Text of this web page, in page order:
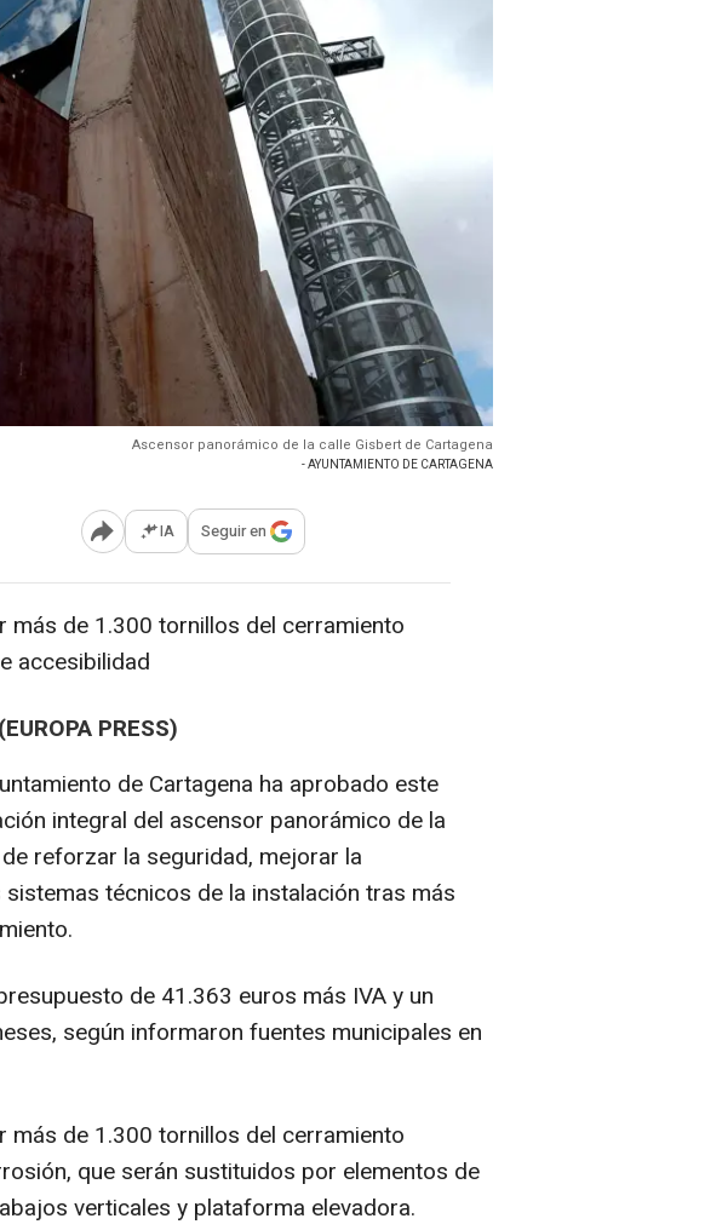
Ascensor panorámico de la calle Gisbert de Cartagena
- AYUNTAMIENTO DE CARTAGENA
Abrir opciones para compartir
IA Seguir en
más de 1.300 tornillos del cerramiento
accesibilidad
PRESS)
de Cartagena ha aprobado este
integral del ascensor panorámico de la
reforzar la seguridad, mejorar la
técnicos de la instalación tras más
de 41.363 euros más IVA y un
según informaron fuentes municipales en
más de 1.300 tornillos del cerramiento
que serán sustituidos por elementos de
verticales y plataforma elevadora.